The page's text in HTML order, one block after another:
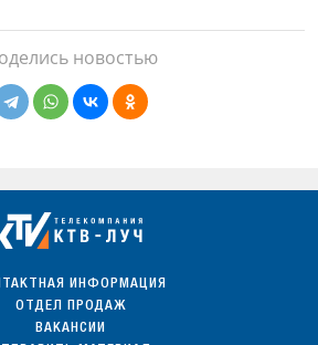
новостью
ИНФОРМАЦИЯ
ОТДЕЛ ПРОДАЖ
ВАКАНСИИ